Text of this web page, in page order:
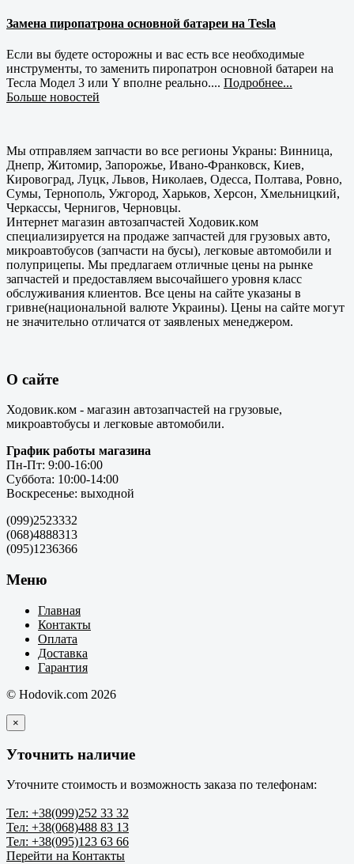
Замена пиропатрона основной батареи на Tesla
Если вы будете осторожны и вас есть все необходимые
инструменты, то заменить пиропатрон основной батареи на
Тесла Модел 3 или Y вполне реально.... Подробнее...
Больше новостей
Мы отправляем запчасти во все регионы Украны: Винница,
Днепр, Житомир, Запорожье, Ивано-Франковск, Киев,
Кировоград, Луцк, Львов, Николаев, Одесса, Полтава, Ровно,
Сумы, Тернополь, Ужгород, Харьков, Херсон, Хмельницкий,
Черкассы, Чернигов, Черновцы.
Интернет магазин автозапчастей Ходовик.ком
специализируется на продаже запчастей для грузовых авто,
микроавтобусов (запчасти на бусы), легковые автомобили и
полуприцепы. Мы предлагаем отличные цены на рынке
запчастей и предоставляем высочайшего уровня класс
обслуживания клиентов. Все цены на сайте указаны в
гривне(национальной валюте Украины). Цены на сайте могут
не значительно отличатся от заявленых менеджером.
О сайте
Ходовик.ком - магазин автозапчастей на грузовые,
микроавтобусы и легковые автомобили.
График работы магазина
Пн-Пт: 9:00-16:00
Суббота: 10:00-14:00
Воскресенье: выходной
(099)2523332
(068)4888313
(095)1236366
Меню
Главная
Контакты
Оплата
Доставка
Гарантия
© Hodovik.com 2026
×
Уточнить наличие
Уточните стоимость и возможность заказа по телефонам:
Тел: +38(099)252 33 32
Тел: +38(068)488 83 13
Тел: +38(095)123 63 66
Перейти на Контакты